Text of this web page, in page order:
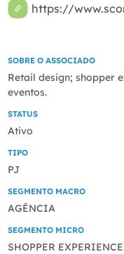
https://
SOBRE O ASSOCIADO
Retail design; shopper
eventos.
STATUS
Ativo
TIPO
PJ
SEGMENTO MACRO
AGÊNCIA
SEGMENTO MICRO
SHOPPER EXPERIENCE